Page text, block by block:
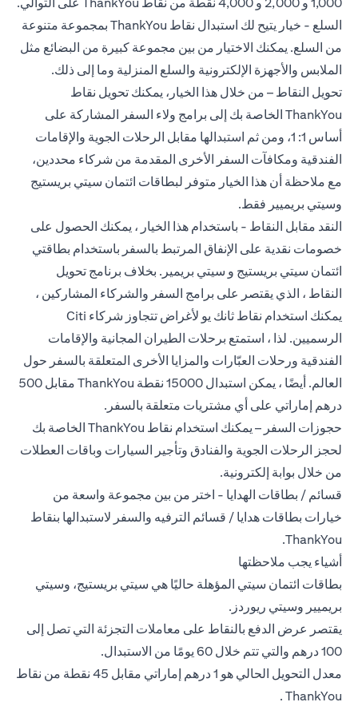
السلع - خيار يتيح لك استبدال نقاط ThankYou بمجموعة متنوعة
من السلع. يمكنك الاختيار من بين مجموعة كبيرة من البضائع مثل
الملابس والأجهزة الإلكترونية والسلع المنزلية وما إلى ذلك.
تحويل النقاط – من خلال هذا الخيار، يمكنك تحويل نقاط
ThankYou الخاصة بك إلى برامج ولاء السفر المشاركة على
أساس 1: 1، ومن ثم استبدالها مقابل الرحلات الجوية والإقامات
الفندقية ومكافآت السفر الأخرى المقدمة من شركاء محددين،
مع ملاحظة أن هذا الخيار متوفر لبطاقات ائتمان سيتي بريستيج
وسيتي بريميير فقط.
النقد مقابل النقاط - باستخدام هذا الخيار ، يمكنك الحصول على
خصومات نقدية على الإنفاق المرتبط بالسفر باستخدام بطاقتي
ائتمان سيتي بريستيج و سيتي بريمير. بخلاف برنامج تحويل
النقاط ، الذي يقتصر على برامج السفر والشركاء المشاركين ،
يمكنك استخدام نقاط ثانك يو لأغراض تتجاوز شركاء Citi
الرسميين. لذا ، استمتع برحلات الطيران المجانية والإقامات
الفندقية ورحلات العبّارات والمزايا الأخرى المتعلقة بالسفر حول
العالم. أيضًا ، يمكن استبدال 15000 نقطة ThankYou مقابل 500
درهم إماراتي على أي مشتريات متعلقة بالسفر.
حجوزات السفر – يمكنك استخدام نقاط ThankYou الخاصة بك
لحجز الرحلات الجوية والفنادق وتأجير السيارات وباقات العطلات
من خلال بوابة إلكترونية.
قسائم / بطاقات الهدايا - اختر من بين مجموعة واسعة من
خيارات بطاقات هدايا / قسائم الترفيه والسفر لاستبدالها بنقاط
ThankYou.
أشياء يجب ملاحظتها
بطاقات ائتمان سيتي المؤهلة حاليًا هي سيتي بريستيج، وسيتي
بريميير وسيتي ريوردز.
يقتصر عرض الدفع بالنقاط على معاملات التجزئة التي تصل إلى
100 درهم والتي تتم خلال 60 يومًا من الاستبدال.
معدل التحويل الحالي هو 1 درهم إماراتي مقابل 45 نقطة من نقاط
ThankYou .